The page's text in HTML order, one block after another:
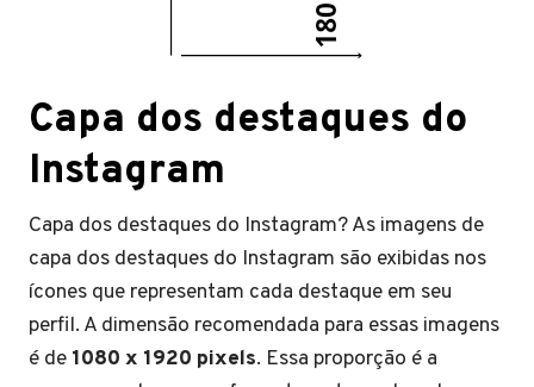
Capa dos destaques do
Instagram
Capa dos destaques do Instagram? As imagens de
capa dos destaques do Instagram são exibidas nos
ícones que representam cada destaque em seu
perfil. A dimensão recomendada para essas imagens
é de 1080 x 1920 pixels. Essa proporção é a